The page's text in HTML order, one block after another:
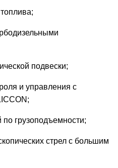
подвески;
и управления с
грузоподъемности;
стрел с большим